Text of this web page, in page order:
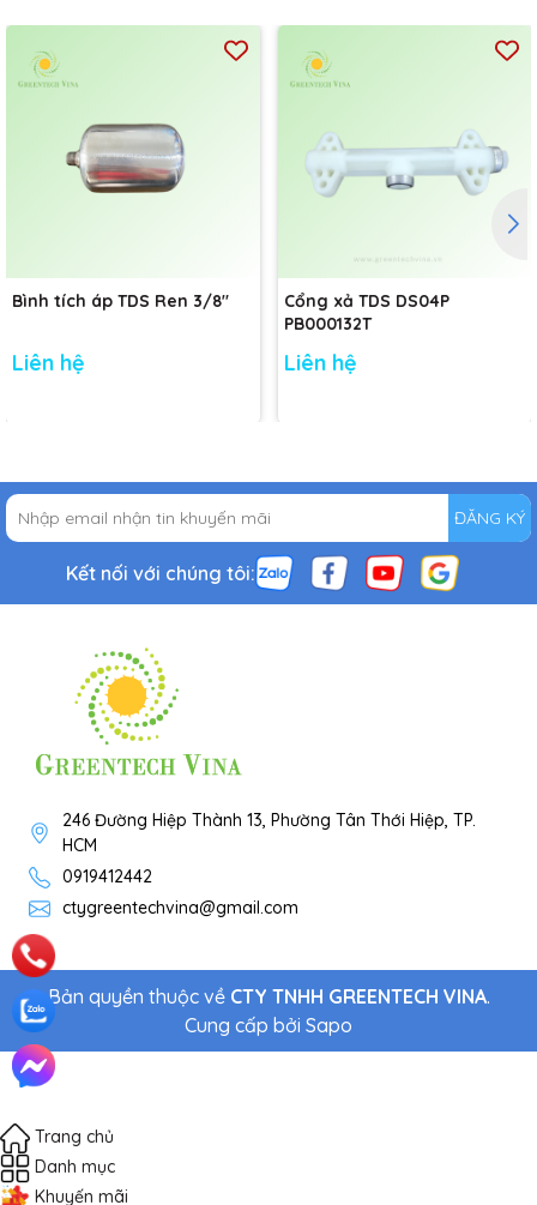
Bình tích áp TDS Ren 3/8"
Liên hệ
Cổng xả TDS DS04P
PB000132T
Liên hệ
ĐĂNG KÝ
Kết nối với chúng tôi:
246 Đường Hiệp Thành 13, Phường Tân Thới Hiệp, TP.
HCM
0919412442
ctygreentechvina@gmail.com
Bản quyền thuộc về CTY TNHH GREENTECH VINA.
Cung cấp bởi Sapo
Trang chủ
Danh mục
Khuyến mãi